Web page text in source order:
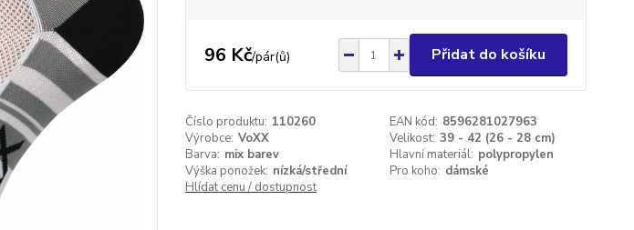
96 Kč/pár(ů) Přidat do košíku
Číslo produktu: 110260 EAN kód: 8596281027963
Výrobce: VoXX Velikost: 39 - 42 (26 - 28 cm)
Barva: mix barev Hlavní materiál: polypropylen
Výška ponožek: nízká/střední Pro koho: dámské
Hlídat cenu / dostupnost